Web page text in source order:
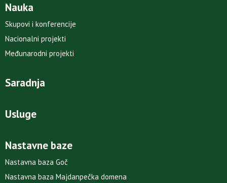
Nauka
Skupovi i konferencije
Nacionalni projekti
Međunarodni projekti
Saradnja
Usluge
Nastavne baze
Nastavna baza Goč
Nastavna baza Majdanpečka domena